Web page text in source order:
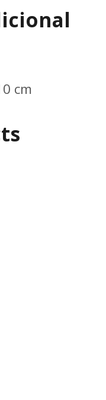
cm